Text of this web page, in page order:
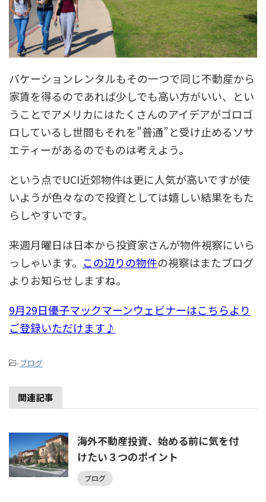
バケーションレンタルもその一つで同じ不動産から
家賃を得るのであれば少しでも高い方がいい、とい
うことでアメリカにはたくさんのアイデアがゴロゴ
ロしているし世間もそれを”普通”と受け止めるソサ
エティーがあるのでものは考えよう。
という点でUCI近郊物件は更に人気が高いですが使
いようが色々なので投資としては嬉しい結果をもた
らしやすいです。
来週月曜日は日本から投資家さんが物件視察にいら
っしゃいます。 この辺りの物件の視察はまたブログ
よりお知らせしますね。
9月29日優子マックマーンウェビナーはこちらより
ご登録いただけます♪
-ブログ
関連記事
海外不動産投資、始める前に気を付
けたい３つのポイント
ブログ